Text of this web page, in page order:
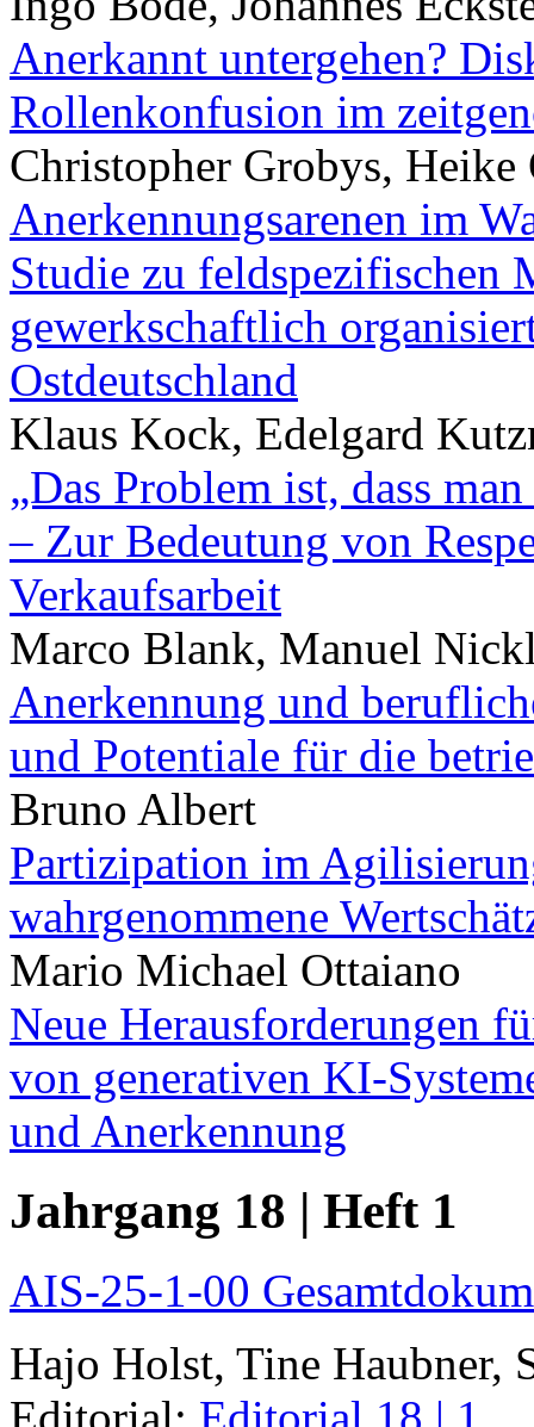
Anerkannt untergehen?
Rollenkonfusion im
Christopher Grobys, Heike
Anerkennungsarenen im
Studie zu feldspezifischen
gewerkschaftlich
Ostdeutschland
Klaus Kock, Edelgard
„Das Problem ist, dass
– Zur Bedeutung von
Verkaufsarbeit
Marco Blank, Manuel
Anerkennung und
und Potentiale für die
Bruno Albert
Partizipation im
wahrgenommene
Mario Michael Ottaiano
Neue Herausforderungen
von generativen KI-
und Anerkennung
Jahrgang 18 | Heft 1
AIS-25-1-00
Hajo Holst, Tine Haubner,
Editorial: Editorial 18 | 1